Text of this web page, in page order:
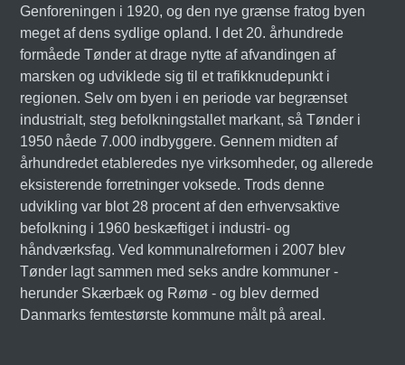
Genforeningen i 1920, og den nye grænse fratog byen
meget af dens sydlige opland. I det 20. århundrede
formåede Tønder at drage nytte af afvandingen af
marsken og udviklede sig til et trafikknudepunkt i
regionen. Selv om byen i en periode var begrænset
industrialt, steg befolkningstallet markant, så Tønder i
1950 nåede 7.000 indbyggere. Gennem midten af
århundredet etableredes nye virksomheder, og allerede
eksisterende forretninger voksede. Trods denne
udvikling var blot 28 procent af den erhvervsaktive
befolkning i 1960 beskæftiget i industri- og
håndværksfag. Ved kommunalreformen i 2007 blev
Tønder lagt sammen med seks andre kommuner -
herunder Skærbæk og Rømø - og blev dermed
Danmarks femtestørste kommune målt på areal.